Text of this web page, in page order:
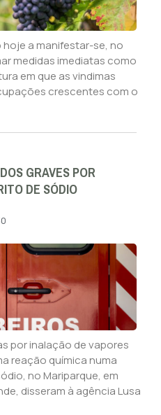
a manifestar-se, no
medidas imediatas como
em que as vindimas
crescentes com o
GRAVES POR
DE SÓDIO
por inalação de vapores
reação química numa
no Mariparque, em
disseram à agência Lusa